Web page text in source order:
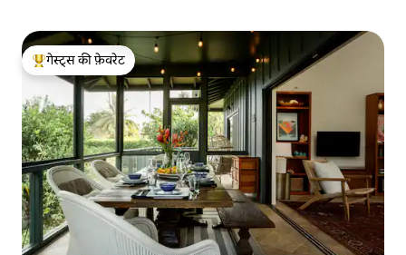
गेस्ट्स का टॉप फ़ेवरेट
गेस्ट्स की फ़ेवरेट